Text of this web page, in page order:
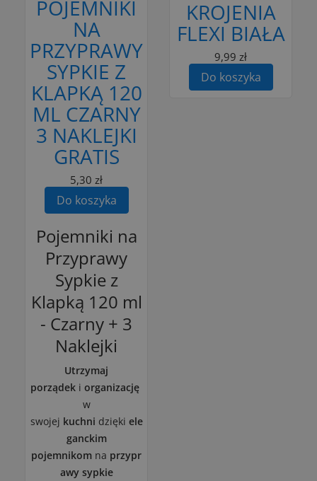
POJEMNIKI
NA
PRZYPRAWY
SYPKIE Z
KLAPKĄ 120
ML CZARNY
3 NAKLEJKI
GRATIS
5,30 zł
Do koszyka
Pojemniki na
Przyprawy
Sypkie z
Klapką 120 ml
- Czarny + 3
Naklejki
Utrzymaj
porządek i organizację
w
swojej kuchni dzięki ele
ganckim
pojemnikom na przypr
awy sypkie
KROJENIA
FLEXI BIAŁA
9,99 zł
Do koszyka